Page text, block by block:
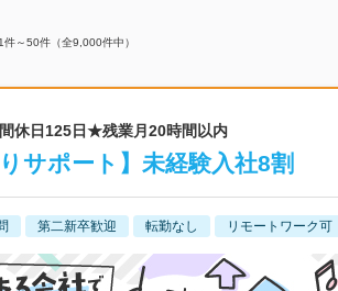
1件～50件（全9,000件中）
休日125日★残業月20時間以内
サポート】未経験入社8割
第二新卒歓迎 転勤なし リモートワーク可